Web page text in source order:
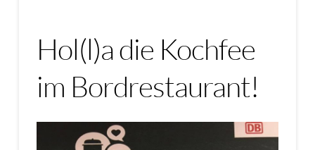
Hol(l)a die Kochfee
im Bordrestaurant!